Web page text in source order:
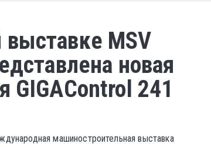
MSV
новая
GIGAControl 241
машиностроительная выставка